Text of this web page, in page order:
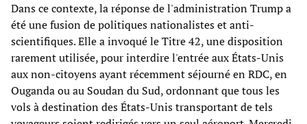
Dans ce contexte, la réponse de l'administration Trump a
été une fusion de politiques nationalistes et anti-
scientifiques. Elle a invoqué le Titre 42, une disposition
rarement utilisée, pour interdire l'entrée aux États-Unis
aux non-citoyens ayant récemment séjourné en RDC, en
Ouganda ou au Soudan du Sud, ordonnant que tous les
vols à destination des États-Unis transportant de tels